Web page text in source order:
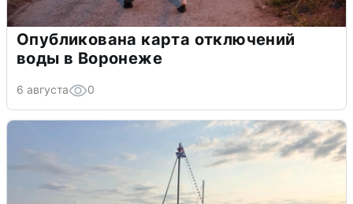
Опубликована карта отключений
воды в Воронеже
6 августа 0